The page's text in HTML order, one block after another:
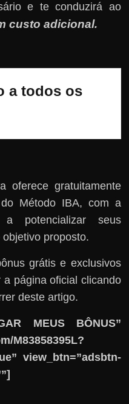
e te conduzirá ao
custo adicional.
a todos os
oferece gratuitamente
Método IBA, com a
potencializar seus
proposto.
grátis e exclusivos
página oficial clicando
deste artigo.
MEUS BÔNUS”
M83858395L?
view_btn=”adsbtn-